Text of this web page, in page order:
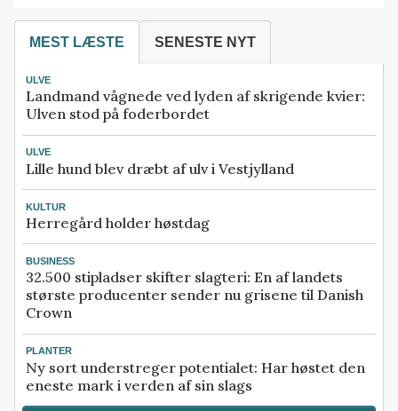
MEST LÆSTE SENESTE NYT
ULVE
Landmand vågnede ved lyden af skrigende kvier:
Ulven stod på foderbordet
ULVE
Lille hund blev dræbt af ulv i Vestjylland
KULTUR
Herregård holder høstdag
BUSINESS
32.500 stipladser skifter slagteri: En af landets
største producenter sender nu grisene til Danish
Crown
PLANTER
Ny sort understreger potentialet: Har høstet den
eneste mark i verden af sin slags